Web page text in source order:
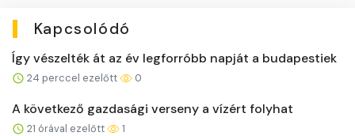
Kapcsolódó
Így vészelték át az év legforróbb napját a budapestiek
24 perccel ezelőtt 0
A következő gazdasági verseny a vízért folyhat
21 órával ezelőtt 1